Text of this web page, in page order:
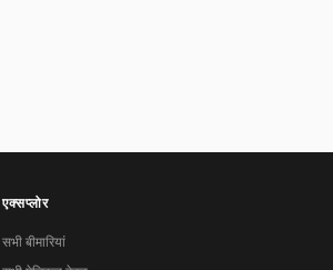
एक्सप्लोर
सभी बीमारियां